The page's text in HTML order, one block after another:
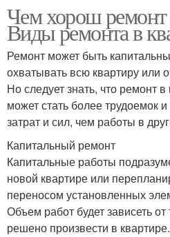
Чем хорош ремонт
Виды ремонта в
Ремонт может быть
охватывать всю квартиру или
Но следует знать, что ремонт
может стать более трудоемок
затрат и сил, чем работы в
Капитальный ремонт
Капитальные работы
новой квартире или
переносом установленных
Объем работ будет зависеть
решено произвести в квартире.